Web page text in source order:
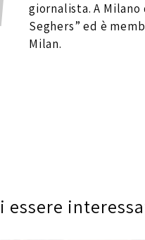
giornalista. A
Seghers” ed è
Milan.
essere